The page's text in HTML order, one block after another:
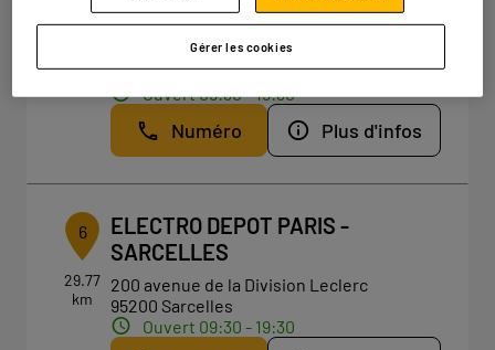
km
VILLETANEUSE
8 route de Saint-Leu
93430 Villetaneuse
Ouvert 09:30 - 19:30
Numéro Plus d'infos
6
29.77
km
ELECTRO DEPOT PARIS -
SARCELLES
200 avenue de la Division Leclerc
95200 Sarcelles
Ouvert 09:30 - 19:30
Gérer les cookies